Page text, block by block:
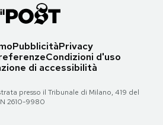
PubblicitàPrivacy
Condizioni d'uso
di accessibilità
presso il Tribunale di Milano, 419 del
2610-9980